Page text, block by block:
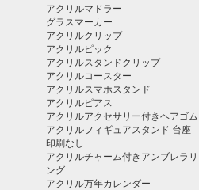
アクリルマドラー
グラスマーカー
アクリルクリップ
アクリルピック
アクリルスタンドクリップ
アクリルコースター
アクリルスマホスタンド
アクリルピアス
アクリルアクセサリー付きヘアゴム
アクリルフィギュアスタンド 台座
印刷なし
アクリルチャーム付きアンブレラリ
ング
アクリル万年カレンダー